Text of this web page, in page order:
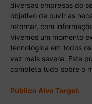
diversas empresas do
objetivo de ouvir as
retornar, com
Vivemos um momento
tecnológica em todos
vez mais severa. Esta
completa tudo sobre o
Público Alvo Target: